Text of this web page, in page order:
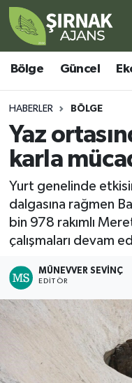
Bölge Güncel
HABERLER BÖLGE
Yaz
karla
Yurt genelinde
dalgasına rağmen
bin 978 rakımlı
çalışmaları devam
MÜNEVVER SEVINÇ
EDITÖR
Bölge
Güncel
Ekonomi
Şırnak
Yaşam
Sağlık
Eğitim
Kültür - Sanat
Siyaset
Spor
Şırnak Nöbetçi
Şırnak Hava
Şirnak Namaz
Şırnak Trafik
Süper Lig Puan
Tüm Manşetler
Son Dakika
Haber Arşivi